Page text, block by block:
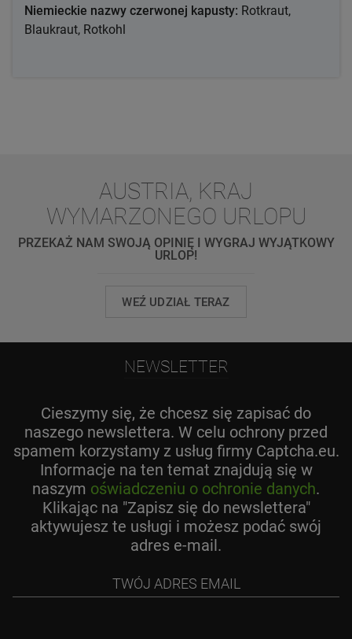
Niemieckie nazwy czerwonej kapusty: Rotkraut,
Blaukraut, Rotkohl
AUSTRIA, KRAJ
WYMARZONEGO URLOPU
PRZEKAŻ NAM SWOJĄ OPINIĘ I WYGRAJ WYJĄTKOWY
URLOP!
WEŹ UDZIAŁ TERAZ
NEWSLETTER
Cieszymy się, że chcesz się zapisać do
naszego newslettera. W celu ochrony przed
spamem korzystamy z usług firmy Captcha.eu.
Informacje na ten temat znajdują się w
naszym oświadczeniu o ochronie danych.
Klikając na "Zapisz się do newslettera"
aktywujesz te usługi i możesz podać swój
adres e-mail.
email